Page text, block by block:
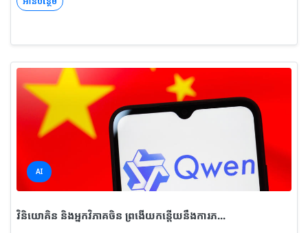
AI
វិនិយោគិន និងអ្នកវិភាគចិន ព្រងើយកន្តើយនឹងការភ...